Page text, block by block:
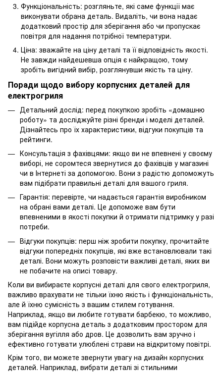
Функціональність: розгляньте, які саме функції має
виконувати обрана деталь. Видаліть, чи вона надає
додатковий простір для зберігання або чи пропускає
повітря для надання потрібної температури.
Ціна: зважайте на ціну деталі та її відповідність якості.
Не завжди найдешевша опція є найкращою, тому
зробіть вигідний вибір, розглянувши якість та ціну.
Поради щодо вибору корпусних деталей для
електрогриля
Детальний дослід: перед покупкою зробіть «домашню
роботу» та досліджуйте різні бренди і моделі деталей.
Дізнайтесь про їх характеристики, відгуки покупців та
рейтинги.
Консультація з фахівцями: якщо ви не впевнені у своєму
виборі, не соромтеся звернутися до фахівців у магазині
чи в Інтернеті за допомогою. Вони з радістю допоможуть
вам підібрати правильні деталі для вашого гриля.
Гарантія: перевірте, чи надається гарантія виробником
на обрані вами деталі. Це допоможе вам бути
впевненими в якості покупки й отримати підтримку у разі
потреби.
Відгуки покупців: перш ніж зробити покупку, прочитайте
відгуки попередніх покупців, які вже встановлювали такі
деталі. Вони можуть розповісти важливі деталі, яких ви
не побачите на описі товару.
Коли ви вибираєте корпусні деталі для свого електрогриля,
важливо врахувати не тільки їхню якість і функціональність,
але й їхню сумісність з вашим стилем готування.
Наприклад, якщо ви любите готувати барбекю, то можливо,
вам підійде корпусна деталь з додатковим простором для
зберігання вугілля або дров. Це дозволить вам зручно і
ефективно готувати улюблені страви на відкритому повітрі.
Крім того, ви можете звернути увагу на дизайн корпусних
деталей. Наприклад, вибрати деталі зі стильними